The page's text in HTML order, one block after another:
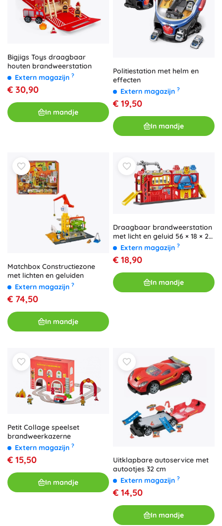
Bigjigs Toys draagbaar
houten brandweerstation
Extern magazijn ?
€ 30,90
In mandje
Politiestation met helm en
effecten
Extern magazijn ?
€ 19,50
In mandje
Matchbox Constructiezone
met lichten en geluiden
Extern magazijn ?
€ 74,50
In mandje
Draagbaar brandweerstation
met licht en geluid 56 × 18 × 23
cmExtern magazijn ?
€ 18,90
In mandje
Petit Collage speelset
brandweerkazerne
Extern magazijn ?
€ 15,50
In mandje
Uitklapbare autoservice met
autootjes 32 cm
Extern magazijn ?
€ 14,50
In mandje